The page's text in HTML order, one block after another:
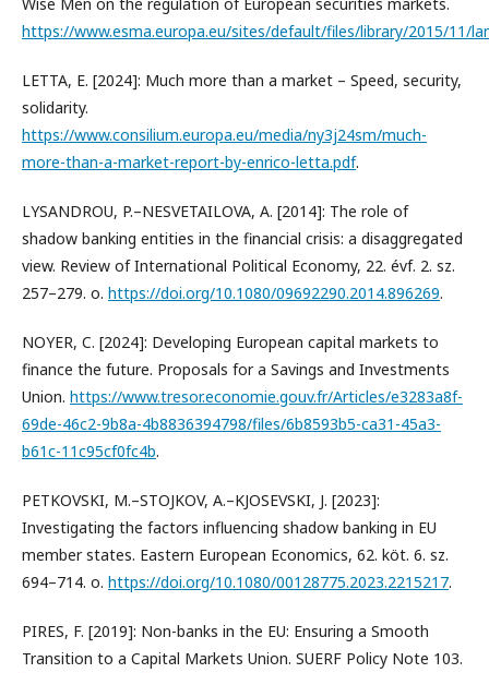
https://www.esma.europa.eu/sites/default/files/library/2015/11/
LETTA, E. [2024]: Much more than a market – Speed, security,
solidarity.
https://www.consilium.europa.eu/media/ny3j24sm/much-
more-than-a-market-report-by-enrico-letta.pdf.
LYSANDROU, P.–NESVETAILOVA, A. [2014]: The role of
shadow banking entities in the financial crisis: a disaggregated
view. Review of International Political Economy, 22. évf. 2. sz.
257–279. o. https://doi.org/10.1080/09692290.2014.896269.
NOYER, C. [2024]: Developing European capital markets to
finance the future. Proposals for a Savings and Investments
Union. https://www.tresor.economie.gouv.fr/Articles/e3283a8f-
69de-46c2-9b8a-4b8836394798/files/6b8593b5-ca31-45a3-
b61c-11c95cf0fc4b.
PETKOVSKI, M.–STOJKOV, A.–KJOSEVSKI, J. [2023]:
Investigating the factors influencing shadow banking in EU
member states. Eastern European Economics, 62. köt. 6. sz.
694–714. o. https://doi.org/10.1080/00128775.2023.2215217.
PIRES, F. [2019]: Non-banks in the EU: Ensuring a Smooth
Transition to a Capital Markets Union. SUERF Policy Note 103.